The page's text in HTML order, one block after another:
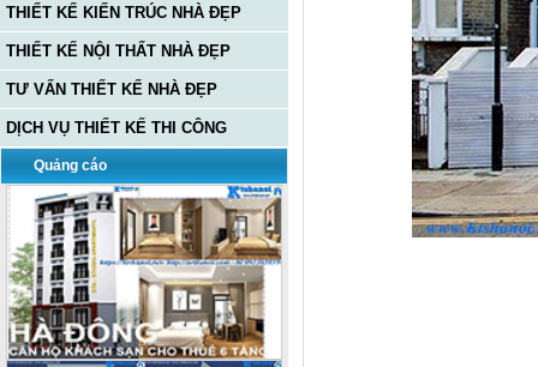
THIẾT KẾ KIẾN TRÚC NHÀ ĐẸP
THIẾT KẾ NỘI THẤT NHÀ ĐẸP
TƯ VẤN THIẾT KẾ NHÀ ĐẸP
DỊCH VỤ THIẾT KẾ THI CÔNG
Quảng cáo